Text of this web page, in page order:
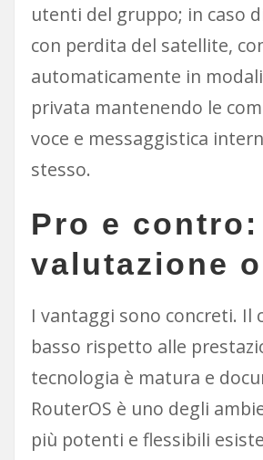
utenti del gruppo; in caso
con perdita del satellite,
automaticamente in
privata mantenendo le
voce e messaggistica
stesso.
Pro e
valutazione
I vantaggi sono concreti. Il
basso rispetto alle
tecnologia è matura e
RouterOS è uno degli
più potenti e flessibili